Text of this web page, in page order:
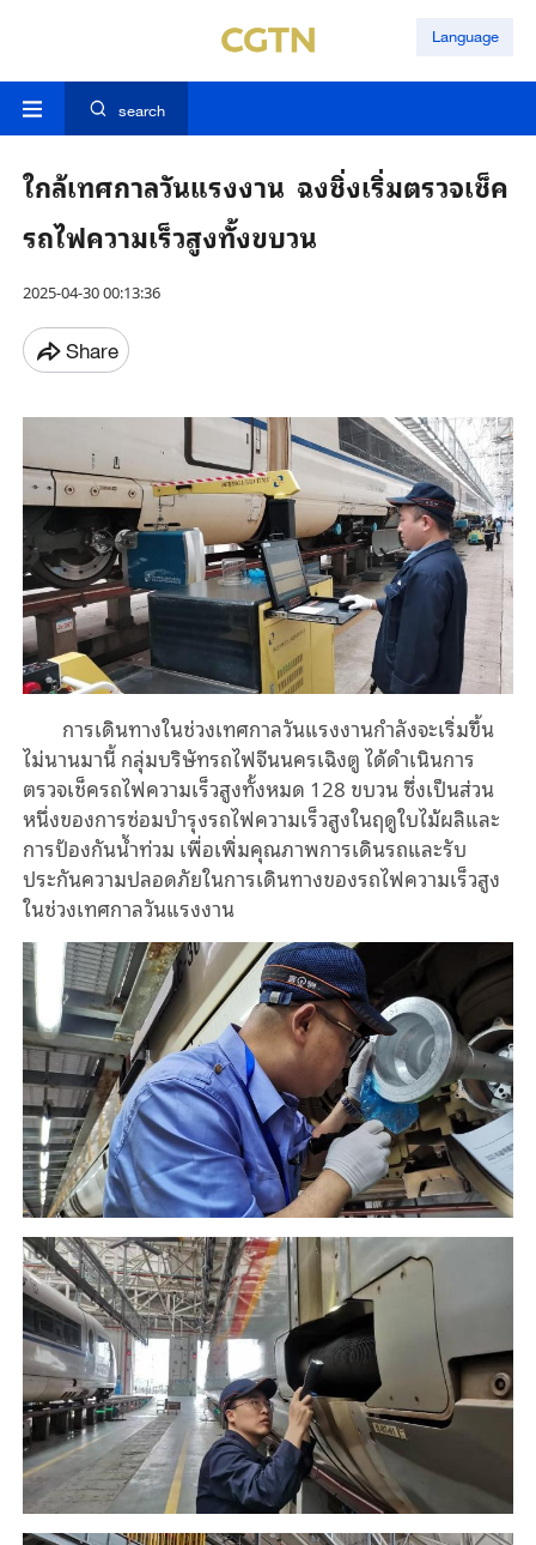
Language
search
ใกล้เทศกาลวันแรงงาน ฉงชิ่งเริ่มตรวจเช็ค
รถไฟความเร็วสูงทั้งขบวน
2025-04-30 00:13:36
Share
การเดินทางในช่วงเทศกาลวันแรงงานกำลังจะเริ่มขึ้น
ไม่นานมานี้ กลุ่มบริษัทรถไฟจีนนครเฉิงตู ได้ดำเนินการ
ตรวจเช็ครถไฟความเร็วสูงทั้งหมด 128 ขบวน ซึ่งเป็นส่วน
หนึ่งของการซ่อมบำรุงรถไฟความเร็วสูงในฤดูใบไม้ผลิและ
การป้องกันน้ำท่วม เพื่อเพิ่มคุณภาพการเดินรถและรับ
ประกันความปลอดภัยในการเดินทางของรถไฟความเร็วสูง
ในช่วงเทศกาลวันแรงงาน